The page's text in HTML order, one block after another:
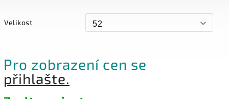
Velikost
Pro zobrazení cen se
přihlašte.